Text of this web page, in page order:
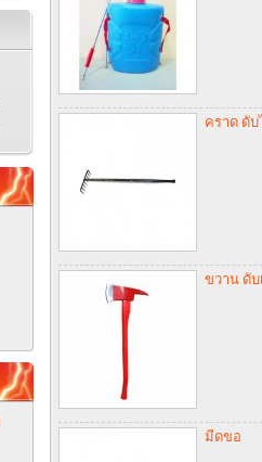
คราด ดั
ขวาน ดับ
มีดขอ